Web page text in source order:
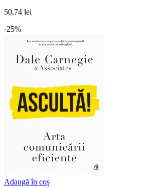
50,74 lei
-25%
Adaugă în coș